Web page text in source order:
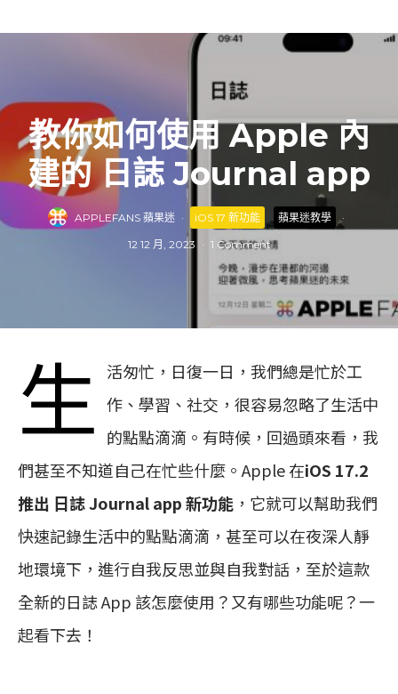
教你如何使用 Apple 內
建的 日誌 Journal app
APPLEFANS 蘋果迷 · iOS 17 新功能 蘋果迷教學
·
12 12 月, 2023 · 1 Comment
生 活匆忙，日復一日，我們總是忙於工
作、學習、社交，很容易忽略了生活中
的點點滴滴。有時候，回過頭來看，我
們甚至不知道自己在忙些什麼。Apple 在iOS 17.2
推出 日誌 Journal app 新功能 ，它就可以幫助我們
快速記錄生活中的點點滴滴，甚至可以在夜深人靜
地環境下，進行自我反思並與自我對話，至於這款
全新的日誌 App 該怎麼使用？又有哪些功能呢？一
起看下去！